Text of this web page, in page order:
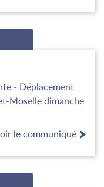
- Déplacement
Moselle dimanche
le communiqué